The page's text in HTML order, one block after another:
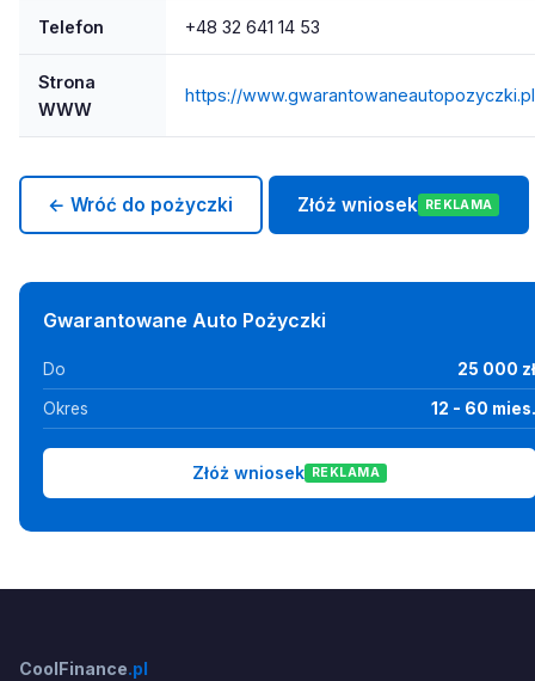
Telefon +48 32 641 14 53
Strona
WWW
https://
← Wróć do pożyczki Złóż wniosek REKLAMA
Gwarantowane Auto Pożyczki
Do 25 000 zł
Okres 12 - 60 mies.
Złóż wniosek REKLAMA
CoolFinance.pl